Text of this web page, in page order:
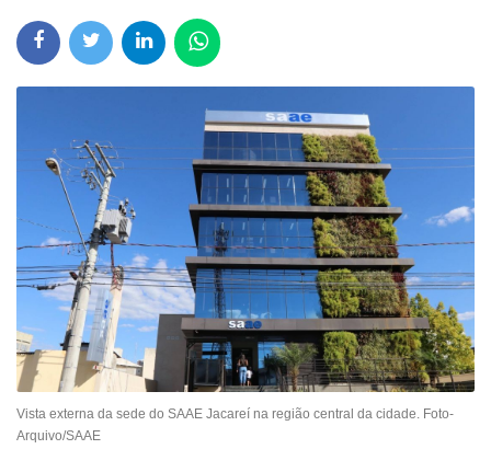
Vista externa da sede do SAAE Jacareí na região central da cidade. Foto-
Arquivo/SAAE